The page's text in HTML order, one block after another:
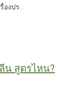
องปร...
น สูตรไหน?